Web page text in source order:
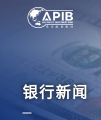
银行新闻